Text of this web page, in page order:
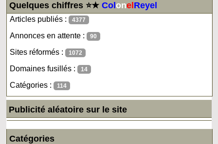
Quelques chiffres ⭐★ColonelReyel
Articles publiés : 4377
Annonces en attente : 90
Sites réformés : 1072
Domaines fusillés : 14
Catégories : 114
Publicité aléatoire sur le site
Catégories